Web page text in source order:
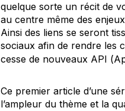
quelque sorte un récit de
au centre même des
Ainsi des liens se seront
sociaux afin de rendre les
cesse de nouveaux API (
Ce premier article d’une
l’ampleur du thème et la